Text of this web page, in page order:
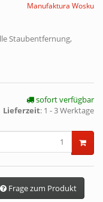
Manufaktura Wosku
Staubentfernung,
sofort verfügbar
Lieferzeit: 1 - 3 Werktage
Frage zum Produkt